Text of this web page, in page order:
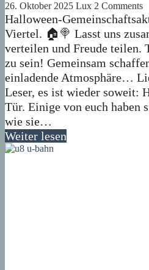
26. Oktober 2025 Lux 2 Comments
Halloween-
Viertel. 🏠🍭 Lasst uns
verteilen und Freude teilen.
zu sein! Gemeinsam
einladende Atmosphäre…
Leser, es ist wieder soweit:
Tür. Einige von euch haben
wie sie…
Weiter lesen